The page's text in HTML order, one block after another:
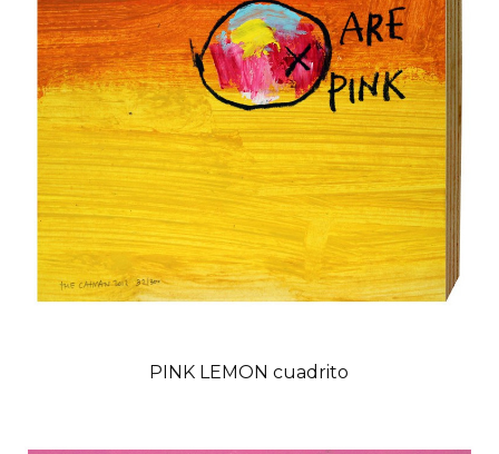
PINK LEMON cuadrito